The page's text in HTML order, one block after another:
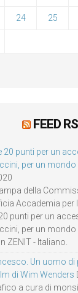
24 25
FEED
20 punti per un
per un
della
Accademia per
punti per un
per un
ZENIT - Italiano.
Un uomo
di Wim Wenders
a cura di